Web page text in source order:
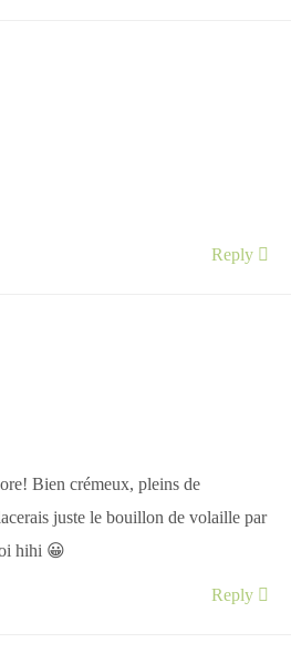
Reply
Bien crémeux, pleins de
juste le bouillon de volaille par
hihi 😀
Reply